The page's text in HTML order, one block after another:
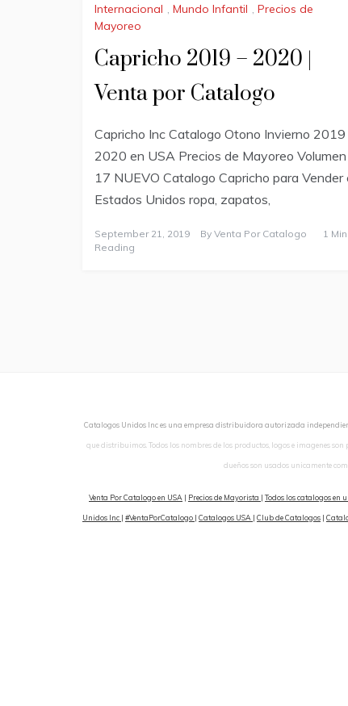
Internacional , Mundo Infantil , Precios de
Mayoreo
Capricho 2019 – 2020 |
Venta por Catalogo
Capricho Inc Catalogo Otono Invierno 2019
2020 en USA Precios de Mayoreo Volumen
17 NUEVO Catalogo Capricho para Vender
Estados Unidos ropa, zapatos,
September 21, 2019 By Venta Por Catalogo
1 Min
Reading
Catalogos Unidos Inc es una empresa distribuidora autorizada
que distribuimos. Todos los nombres de los productos, logos e imagenes
dueños son usados unicamente
Venta Por Catalogo en USA | Precios de Mayorista | Todos los catalogos en
Unidos Inc | #VentaPorCatalogo | Catalogos USA | Club de Catalogos |